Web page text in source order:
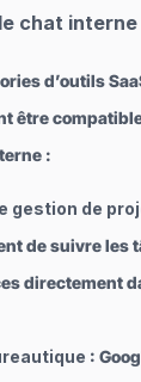
chat interne
d’outils
être
:
gestion de
de suivre les
directement
: